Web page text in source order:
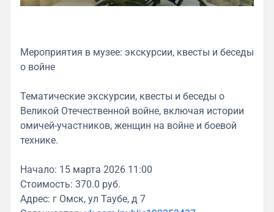
Мероприятия в музее: экскурсии, квесты и беседы
о войне
Тематические экскурсии, квесты и беседы о
Великой Отечественной войне, включая истории
омичей-участников, женщин на войне и боевой
технике.
Начало: 15 марта 2026 11:00
Стоимость: 370.0 руб.
Адрес: г Омск, ул Таубе, д 7